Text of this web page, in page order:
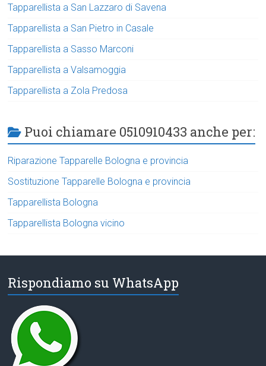
Tapparellista a San Lazzaro di Savena
Tapparellista a San Pietro in Casale
Tapparellista a Sasso Marconi
Tapparellista a Valsamoggia
Tapparellista a Zola Predosa
Puoi chiamare 0510910433 anche per:
Riparazione Tapparelle Bologna e provincia
Sostituzione Tapparelle Bologna e provincia
Tapparellista Bologna
Tapparellista Bologna vicino
Rispondiamo su WhatsApp